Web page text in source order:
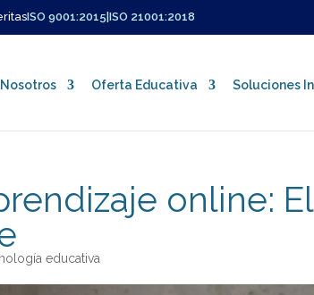
ISO 9001:2015 ISO 21001:2018
Nosotros Oferta Educativa Soluciones
online:
educativa